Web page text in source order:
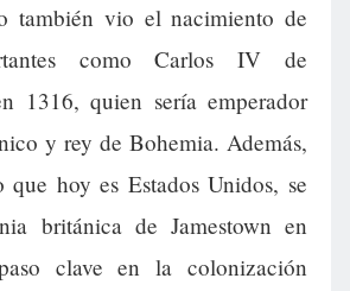
también vio el nacimiento de
como Carlos IV de
1316, quien sería emperador
y rey de Bohemia. Además,
hoy es Estados Unidos, se
británica de Jamestown en
clave en la colonización